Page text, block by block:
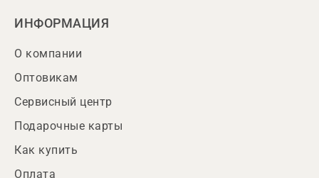
ИНФОРМАЦИЯ
О компании
Оптовикам
Сервисный центр
Подарочные карты
Как купить
Оплата